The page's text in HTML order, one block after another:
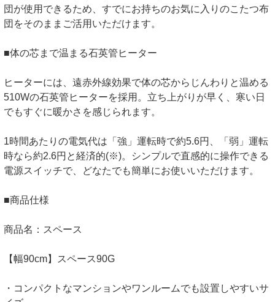
団が使用できるため、すでにお持ちのお気に入りのこたつ布
団をそのままご活用いただけます。
■体の芯まで温まる石英管ヒーター
ヒーターには、遠赤外線効果で体の芯からじんわりと温める
510Wの石英管ヒーターを採用。立ち上がりが早く、寒い日
でもすぐに暖かさを感じられます。
1時間あたりの電気代は「強」運転時で約5.6円、「弱」運転
時なら約2.6円と経済的(※)。シンプルで直感的に操作できる
電源スイッチで、どなたでも簡単にお使いいただけます。
■商品仕様
商品名：スペース
【幅90cm】スペース90G
・コンパクトなマンションやワンルームでも設置しやすいサ